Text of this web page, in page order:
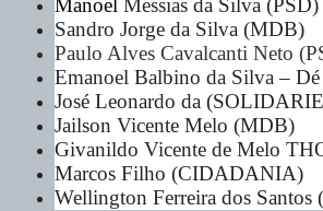
ManoelMessias da Silva (PSD)
Sandro Jorge da Silva (MDB)
Paulo Alves Cavalcanti Neto
Emanoel Balbino da Silva –
José Leonardo da
Jailson Vicente Melo (MDB)
Givanildo Vicente de Melo
Marcos Filho (CIDADANIA)
Wellington Ferreira dos Santos